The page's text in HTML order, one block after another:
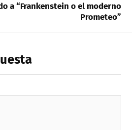
a “Frankenstein o el moderno
Prometeo”